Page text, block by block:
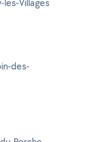
Villages
des-